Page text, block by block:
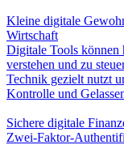
Kleine digitale
Wirtschaft
Digitale Tools können
verstehen und zu
Technik gezielt nutzt
Kontrolle und
Sichere digitale
Zwei-Faktor-